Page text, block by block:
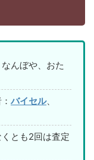
んぼや、おた
バイセル、
とも2回は査定